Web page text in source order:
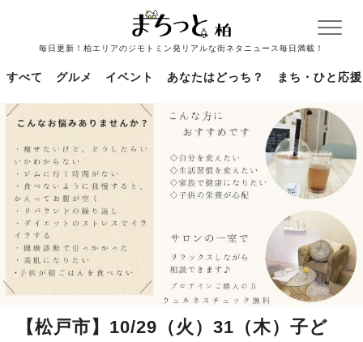
毎日更新！柏エリアのジモトミン発リアルな街ネタニュース毎日満載！
すべて グルメ イベント あなたはどっち？ まち・ひと応援
【松戸市】10/29（火）31（木）子ど